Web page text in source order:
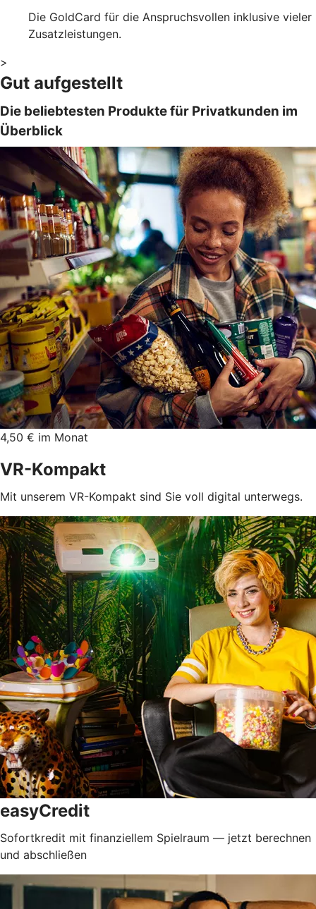
Die GoldCard für die Anspruchsvollen inklusive vieler
Zusatzleistungen.
>
Gut aufgestellt
Die beliebtesten Produkte für Privatkunden im
Überblick
4,50 € im Monat
VR-Kompakt
Mit unserem VR-Kompakt sind Sie voll digital unterwegs.
easyCredit
Sofortkredit mit finanziellem Spielraum — jetzt berechnen
und abschließen